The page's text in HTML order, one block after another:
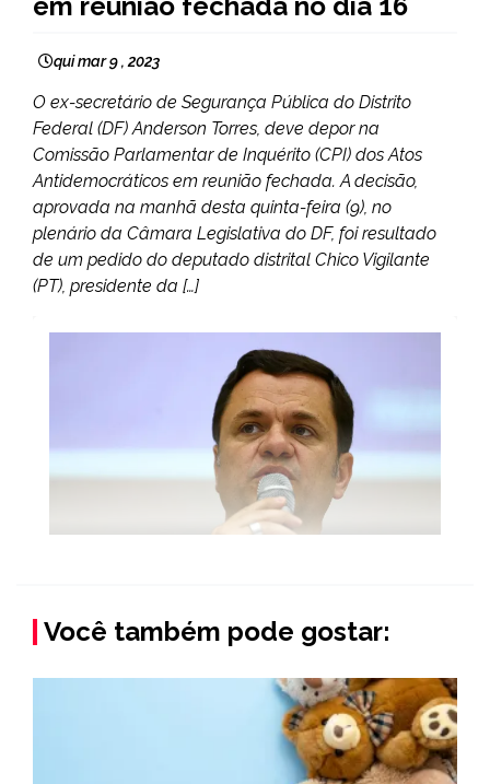
qui mar 9 , 2023
O ex-secretário de Segurança Pública do Distrito
Federal (DF) Anderson Torres, deve depor na
Comissão Parlamentar de Inquérito (CPI) dos Atos
Antidemocráticos em reunião fechada. A decisão,
aprovada na manhã desta quinta-feira (9), no
plenário da Câmara Legislativa do DF, foi resultado
de um pedido do deputado distrital Chico Vigilante
(PT), presidente da […]
Você também pode gostar: